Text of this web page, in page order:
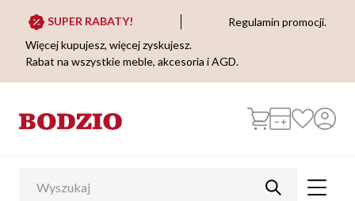
SUPER RABATY!
Regulamin promocji.
Więcej kupujesz, więcej zyskujesz.
Rabat na wszystkie meble, akcesoria i AGD.